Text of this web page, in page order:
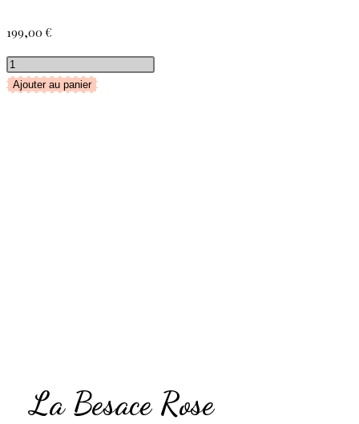
199,00 €
quantité
deAjouter au panier
La Besace Rose